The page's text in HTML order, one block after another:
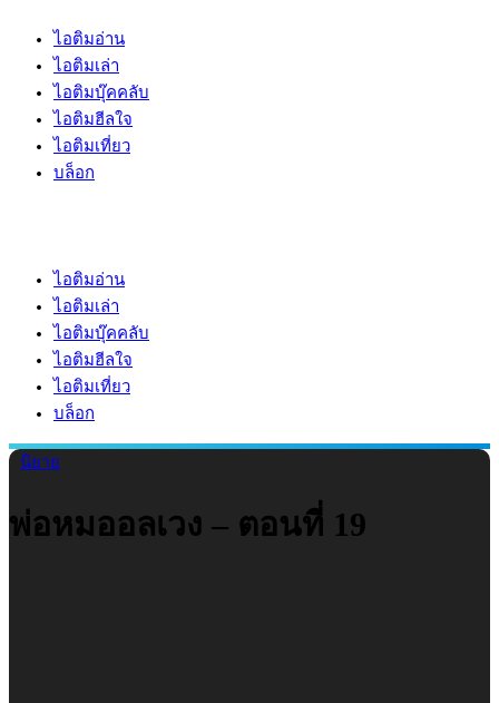
ไอติมอ่าน
ไอติมเล่า
ไอติมบุ๊คคลับ
ไอติมฮีลใจ
ไอติมเที่ยว
บล็อก
ไอติมอ่าน
ไอติมเล่า
ไอติมบุ๊คคลับ
ไอติมฮีลใจ
ไอติมเที่ยว
บล็อก
นิยาย
พ่อหมออลเวง – ตอนที่ 19